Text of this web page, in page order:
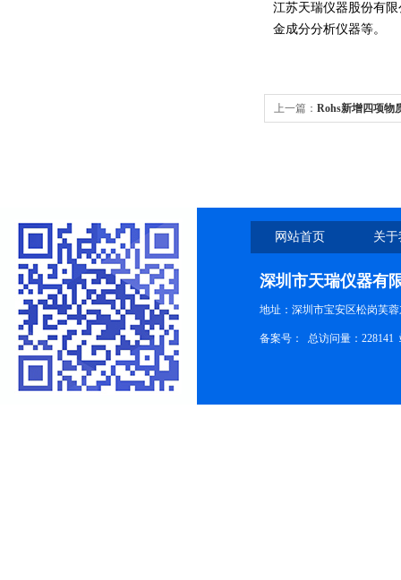
江苏天瑞仪器股份有
金成分分析仪器等。
上一篇： Rohs新增四项物
网站首页 关
深圳市天瑞仪器有
地址：深圳市宝安区松岗芙
备案号： 总访问量：228141